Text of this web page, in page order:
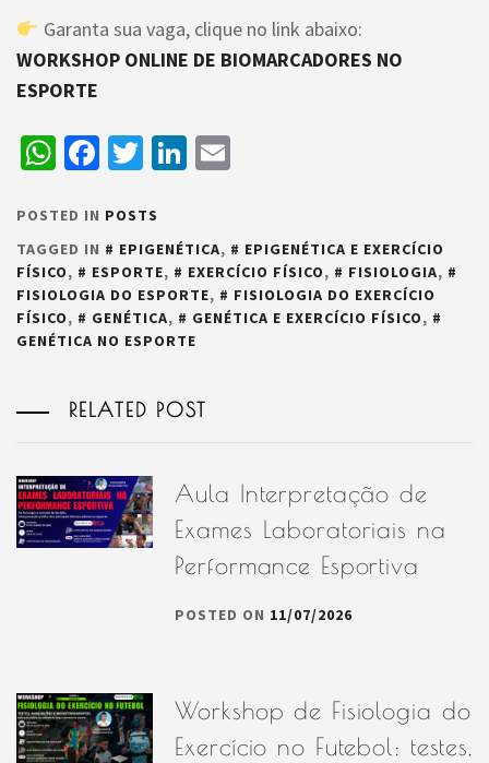
Garanta sua vaga, clique no link abaixo:
WORKSHOP ONLINE DE BIOMARCADORES NO
ESPORTE
WhatsApp
Facebook
TwitterLinkedIn
POSTED IN POSTS
TAGGED IN
EPIGENÉTICA,
EPIGENÉTICA E EXERCÍCIO
FÍSICO, ESPORTE, EXERCÍCIO FÍSICO, FISIOLOGIA,
FISIOLOGIA DO ESPORTE,
FISIOLOGIA DO EXERCÍCIO
FÍSICO, GENÉTICA, GENÉTICA E EXERCÍCIO FÍSICO,
GENÉTICA NO ESPORTE
RELATED POST
Aula Interpretação de
Exames Laboratoriais na
Performance Esportiva
POSTED ON 11/07/2026
Workshop de Fisiologia do
Exercício no Futebol: testes,